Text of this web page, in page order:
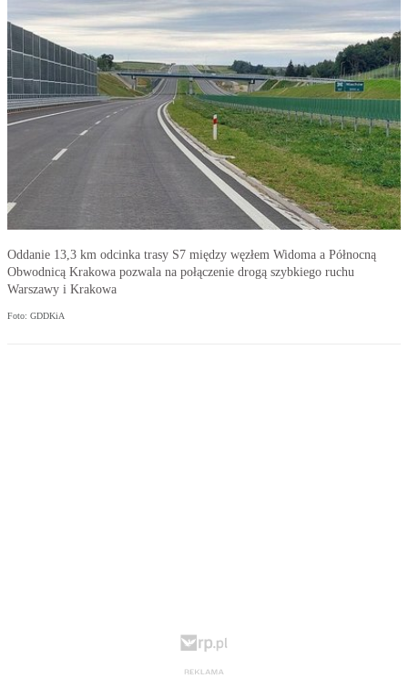
Oddanie 13,3 km odcinka trasy S7 między węzłem Widoma a Północną
Obwodnicą Krakowa pozwala na połączenie drogą szybkiego ruchu
Warszawy i Krakowa
Foto: GDDKiA